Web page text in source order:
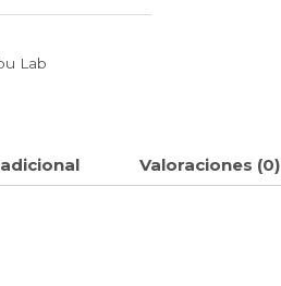
Lab
Valoraciones (0)